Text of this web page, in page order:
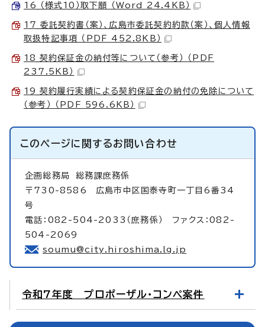
16_（様式10）取下願 （Word 24.4KB）
17_委託契約書（案）、広島市委託契約約款（案）、個人情報
取扱特記事項 （PDF 452.8KB）
18_契約保証金の納付等について（参考） （PDF
237.5KB）
19_契約履行実績による契約保証金の納付の免除について
（参考） （PDF 596.6KB）
このページに関するお問い合わせ
企画総務局総務課庶務係
〒730-8586 広島市中区国泰寺町一丁目6番34
号
電話：082-504-2033（庶務係） ファクス：082-
504-2069
soumu@city.hiroshima.lg.jp
令和7年度 プロポーザル・コンペ案件